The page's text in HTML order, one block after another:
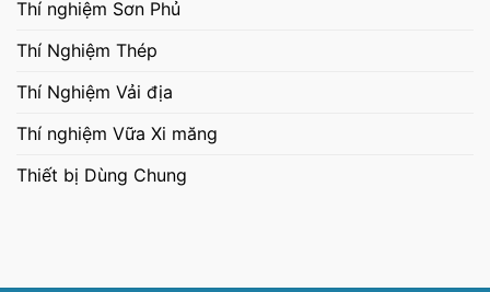
Thí nghiệm Sơn Phủ
Thí Nghiệm Thép
Thí Nghiệm Vải địa
Thí nghiệm Vữa Xi măng
Thiết bị Dùng Chung